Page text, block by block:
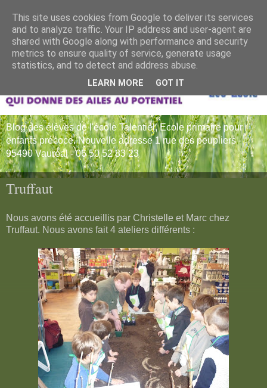
Blog des élèves de l'école Talentiel, Ecole primaire pour
enfants précoce. Nouvelle adresse 1 rue des peupliers -
95490 Vauréal - 06 50 52 83 23
Truffaut
Nous avons été accueillis par Christelle et Marc chez
Truffaut. Nous avons fait 4 ateliers différents :
This site uses cookies from Google to deliver its services
and to analyze traffic. Your IP address and user-agent are
shared with Google along with performance and security
metrics to ensure quality of service, generate usage
statistics, and to detect and address abuse.
LEARN MORE GOT IT